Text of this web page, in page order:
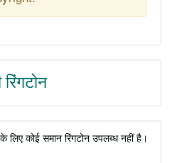
रिंगटोन
लिए कोई समान रिंगटोन उपलब्ध नहीं है।